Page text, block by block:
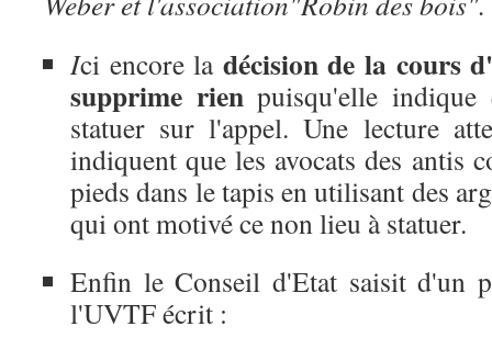
Ici encore la décision de la cours
supprime rienpuisqu'elle
statuer sur l'appel. Une lecture
indiquent que les avocats des antis
pieds dans le tapis en utilisant des
qui ont motivé ce non lieu à statuer.
Enfin le Conseil d'Etat saisit d'un
l'UVTF écrit :